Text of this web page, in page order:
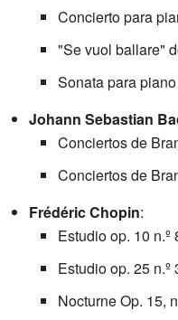
Concierto para
"Se vuol ballare"
Sonata para
Johann Sebastian
Conciertos de
Conciertos de
Frédéric Chopin:
Estudio op. 10 n.º
Estudio op. 25 n.º
Nocturne Op. 15,